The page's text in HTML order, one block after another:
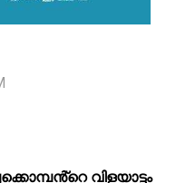
വിളയാട്ടം